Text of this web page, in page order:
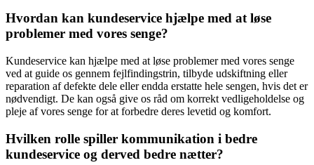
Hvordan kan kundeservice hjælpe med at løse
problemer med vores senge?
Kundeservice kan hjælpe med at løse problemer med vores senge
ved at guide os gennem fejlfindingstrin, tilbyde udskiftning eller
reparation af defekte dele eller endda erstatte hele sengen, hvis det er
nødvendigt. De kan også give os råd om korrekt vedligeholdelse og
pleje af vores senge for at forbedre deres levetid og komfort.
Hvilken rolle spiller kommunikation i bedre
kundeservice og derved bedre nætter?